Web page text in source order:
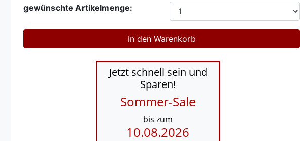
gewünschte Artikelmenge:
Jetzt schnell sein und
Sparen!
Sommer-Sale
bis zum
10.08.2026